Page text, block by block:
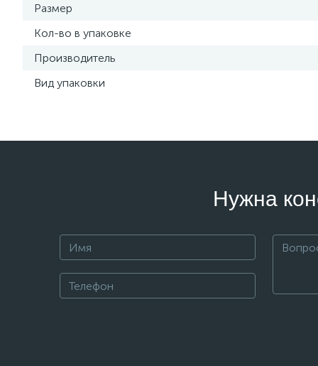
Размер
Кол-во в упаковке
Производитель
Вид упаковки
Нужна